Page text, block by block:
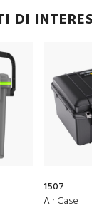
DI
1507
Air Case